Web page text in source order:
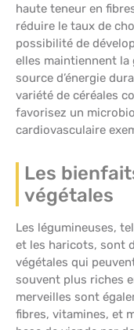
haute teneur en
réduire le taux de
possibilité de
elles maintiennent
source d’énergie
variété de céréales
favorisez un
cardiovasculaire
Les
végétales
Les légumineuses,
et les haricots, sont
végétales qui
souvent plus riches
merveilles sont
fibres, vitamines, et